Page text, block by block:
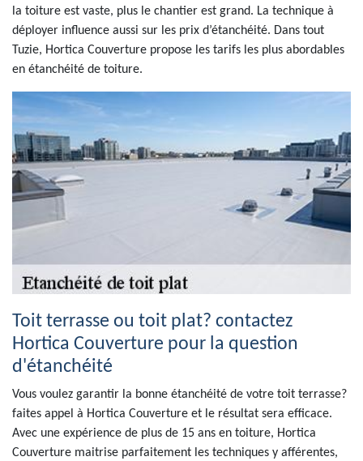
la toiture est vaste, plus le chantier est grand. La technique à
déployer influence aussi sur les prix d’étanchéité. Dans tout
Tuzie, Hortica Couverture propose les tarifs les plus abordables
en étanchéité de toiture.
Toit terrasse ou toit plat? contactez
Hortica Couverture pour la question
d'étanchéité
Vous voulez garantir la bonne étanchéité de votre toit terrasse?
faites appel à Hortica Couverture et le résultat sera efficace.
Avec une expérience de plus de 15 ans en toiture, Hortica
Couverture maitrise parfaitement les techniques y afférentes,